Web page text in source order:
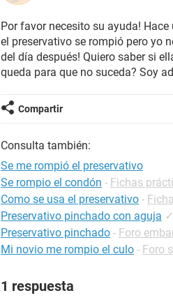
Por favor necesito su ayuda!
el preservativo se rompió pero yo
del día después! Quiero saber si
queda para que no suceda? Soy
Compartir
Consulta también:
Se me rompió el preservativo
Se rompio el condón - Fichas
Como se usa el preservativo -
Preservativo pinchado con aguja ✓
Preservativo pinchado - Foro
Mi novio me rompio el culo - Foro
1 respuesta